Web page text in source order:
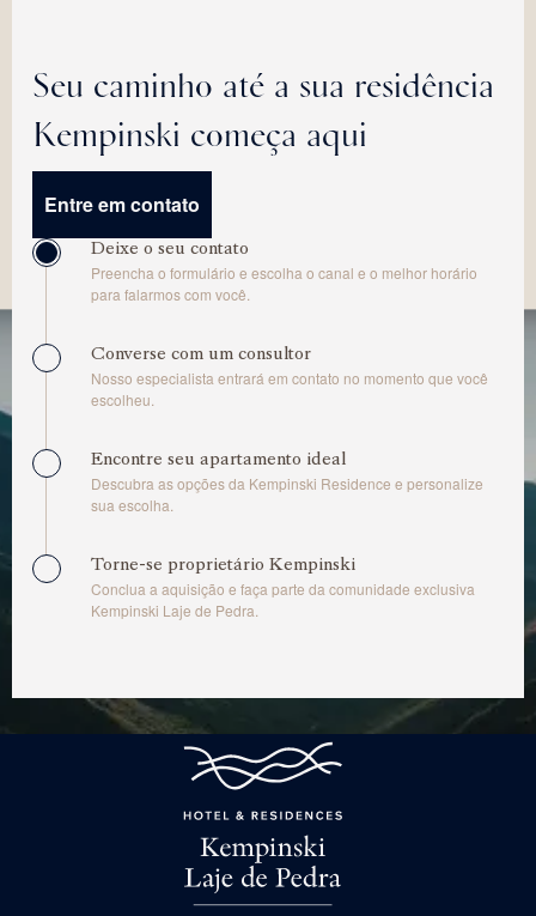
Seu caminho até a sua residência
Kempinski começa aqui
Entre em contato
Deixe o seu contato
Preencha o formulário e escolha o canal e o melhor horário
para falarmos com você.
Converse com um consultor
Nosso especialista entrará em contato no momento que você
escolheu.
Encontre seu apartamento ideal
Descubra as opções da Kempinski Residence e personalize
sua escolha.
Torne-se proprietário Kempinski
Conclua a aquisição e faça parte da comunidade exclusiva
Kempinski Laje de Pedra.